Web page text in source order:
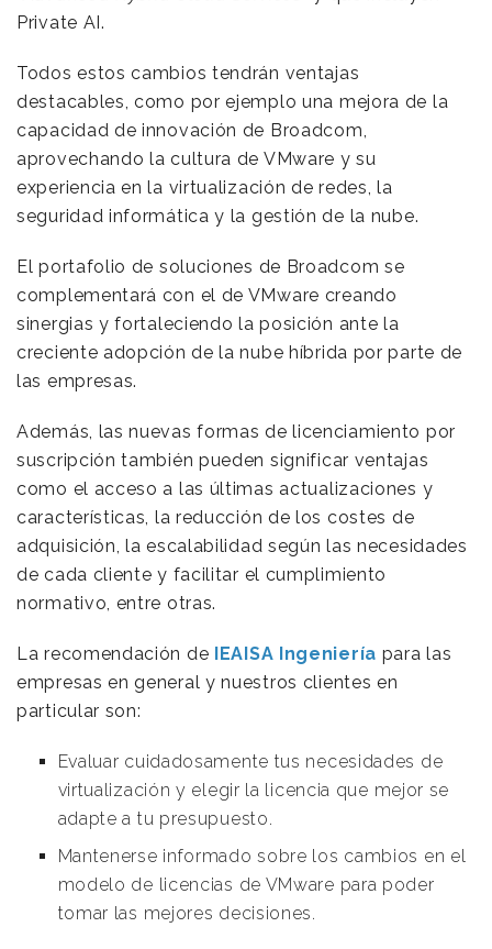
Private AI.
Todos estos cambios tendrán ventajas
destacables, como por ejemplo una mejora de la
capacidad de innovación de Broadcom,
aprovechando la cultura de VMware y su
experiencia en la virtualización de redes, la
seguridad informática y la gestión de la nube.
El portafolio de soluciones de Broadcom se
complementará con el de VMware creando
sinergias y fortaleciendo la posición ante la
creciente adopción de la nube híbrida por parte de
las empresas.
Además, las nuevas formas de licenciamiento por
suscripción también pueden significar ventajas
como el acceso a las últimas actualizaciones y
características, la reducción de los costes de
adquisición, la escalabilidad según las necesidades
de cada cliente y facilitar el cumplimiento
normativo, entre otras.
La recomendación de IEAISA Ingeniería para las
empresas en general y nuestros clientes en
particular son:
Evaluar cuidadosamente tus necesidades de
virtualización y elegir la licencia que mejor se
adapte a tu presupuesto.
Mantenerse informado sobre los cambios en el
modelo de licencias de VMware para poder
tomar las mejores decisiones.